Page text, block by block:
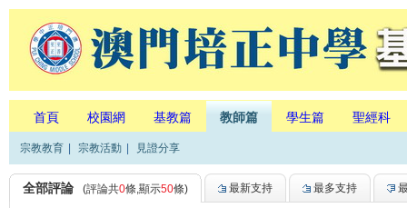
首頁 校園網 基教篇 教師篇 學生篇 聖經科
宗教教育 宗教活動 見證分享
全部評論 (評論共0條,顯示50條) 最新支持 最多支持